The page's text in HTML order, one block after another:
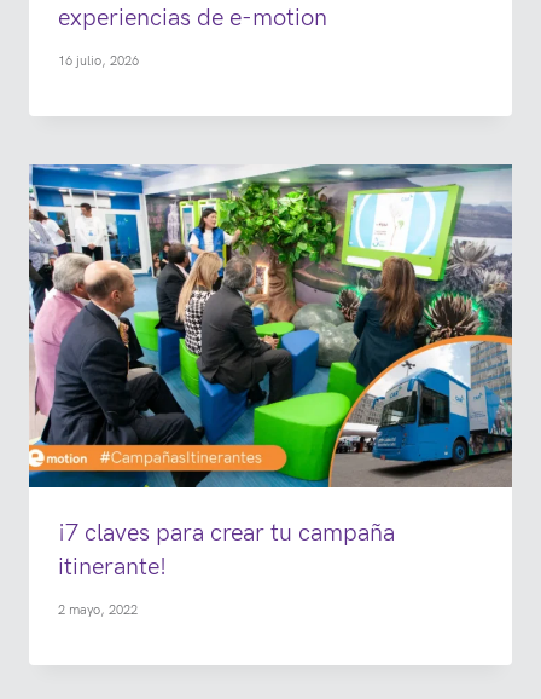
experiencias de e-motion
16 julio, 2026
¡7 claves para crear tu campaña
itinerante!
2 mayo, 2022